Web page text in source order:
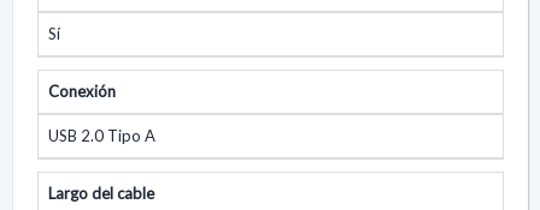
Sí
Conexión
USB 2.0 Tipo A
Largo del cable